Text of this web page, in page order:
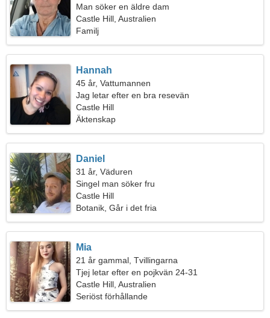
Man söker en äldre dam
Castle Hill, Australien
Familj
Hannah
45 år, Vattumannen
Jag letar efter en bra resevän
Castle Hill
Äktenskap
Daniel
31 år, Väduren
Singel man söker fru
Castle Hill
Botanik, Går i det fria
Mia
21 år gammal, Tvillingarna
Tjej letar efter en pojkvän 24-31
Castle Hill, Australien
Seriöst förhållande